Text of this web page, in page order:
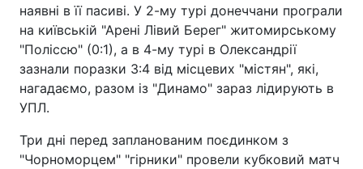
наявні в її пасиві. У 2-му турі донеччани програли
на київській "Арені Лівий Берег" житомирському
"Поліссю" (0:1), а в 4-му турі в Олександрії
зазнали поразки 3:4 від місцевих "містян", які,
нагадаємо, разом із "Динамо" зараз лідирують в
УПЛ.
Три дні перед запланованим поєдинком з
"Чорноморцем" "гірники" провели кубковий матч